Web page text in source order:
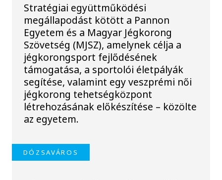
Stratégiai együttműködési
megállapodást kötött a Pannon
Egyetem és a Magyar Jégkorong
Szövetség (MJSZ), amelynek célja a
jégkorongsport fejlődésének
támogatása, a sportolói életpályák
segítése, valamint egy veszprémi női
jégkorong tehetségközpont
létrehozásának előkészítése – közölte
az egyetem.
DÓZSAVÁROS